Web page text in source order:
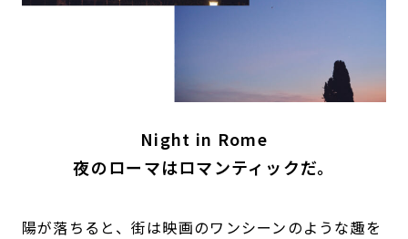
Night in Rome
夜のローマはロマンティックだ。
陽が落ちると、街は映画のワンシーンのような趣を